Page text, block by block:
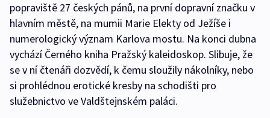
popraviště 27 českých pánů, na první dopravní značku v
hlavním městě, na mumii Marie Elekty od Ježíše i
numerologický význam Karlova mostu. Na konci dubna
vychází Černého kniha Pražský kaleidoskop. Slibuje, že
se v ní čtenáři dozvědí, k čemu sloužily nákolníky, nebo
si prohlédnou erotické kresby na schodišti pro
služebnictvo ve Valdštejnském paláci.